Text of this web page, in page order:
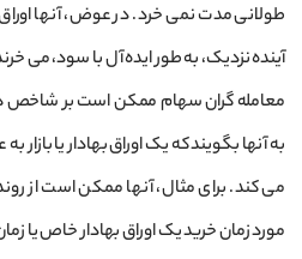
طولانی مدت نمی خرد. در عوض، آنها اوراق
آینده نزدیک، به طور ایده آل با سود، می
معامله گران سهام ممکن است بر شاخص
به آنها بگویند که یک اوراق بهادار یا
می کند. برای مثال، آنها ممکن است از
مورد زمان خرید یک اوراق بهادار خاص یا